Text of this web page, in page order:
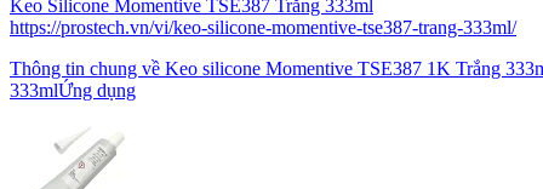
Keo Silicone Momentive TSE387 Trắng 333ml
https://prostech.vn/vi/keo-silicone-momentive-tse387-trang-333ml/
Thông tin chung về Keo silicone Momentive TSE387 1K Trắng
333mlỨng dụng